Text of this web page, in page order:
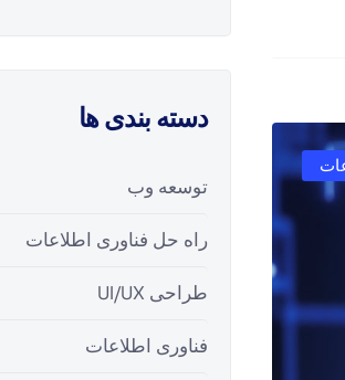
دسته بندی ها
توسعه وب
راه حل فناوری اطلاعات
طراحی UI/UX
فناوری اطلاعات